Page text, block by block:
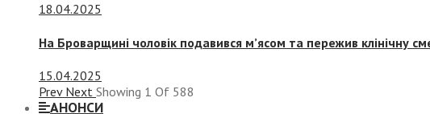
18.04.2025
На Броварщині чоловік подавився м’ясом та пережив клінічну
15.04.2025
Prev Next Showing 1 Of 588
АНОНСИ